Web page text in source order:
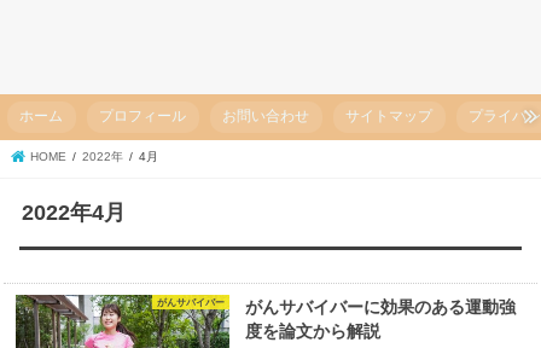
ホーム プロフィール お問い合わせ サイトマップ プライバ
HOME 2022年 4月
2022年4月
がんサバイバー
がんサバイバーに効果のある運動強
度を論文から解説